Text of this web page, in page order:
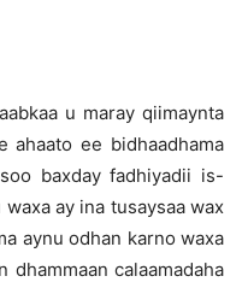
u maray qiimaynta
ahaato ee bidhaadhama
baxday fadhiyadii is-
ay ina tusaysaa wax
aynu odhan karno waxa
dhammaan calaamadaha